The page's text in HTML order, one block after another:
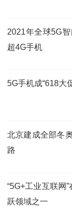
2021年全球5G
超4G手机
5G手机成“618大
北京建成全部冬
路
“5G+工业互联网
跃领域之一